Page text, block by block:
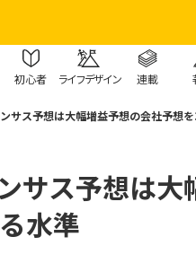
初心者 ライフデザイン 連載
サス予想は大幅増益予想の会社予想
サス予想は
水準